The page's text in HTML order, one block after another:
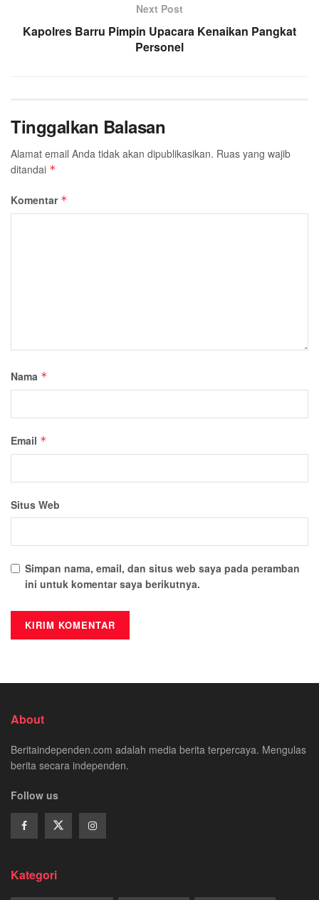
Next Post
Kapolres Barru Pimpin Upacara Kenaikan Pangkat
Personel
Tinggalkan Balasan
Alamat email Anda tidak akan dipublikasikan. Ruas yang wajib
ditandai *
Komentar *
Nama *
Email *
Situs Web
Simpan nama, email, dan situs web saya pada peramban
ini untuk komentar saya berikutnya.
About
Beritaindependen.com adalah media berita terpercaya. Mengulas
berita secara independen.
Follow us
Kategori